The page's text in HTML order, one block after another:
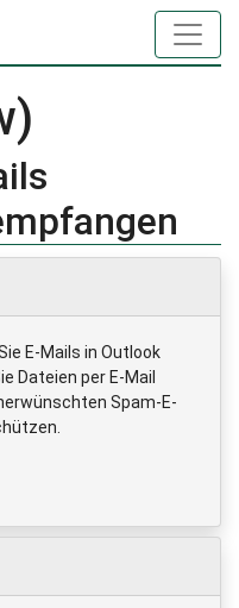
E-Mails in Outlook
Dateien per E-Mail
Spam-E-